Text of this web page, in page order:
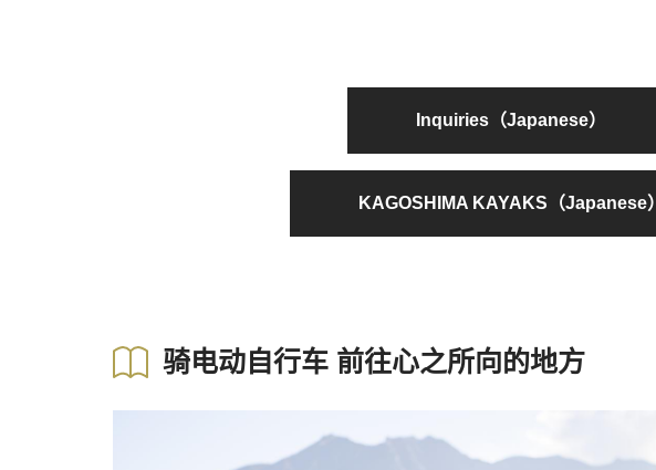
Inquiries（Japanese）
KAGOSHIMA KAYAKS（Japanese）
骑电动自行车 前往心之所向的地方